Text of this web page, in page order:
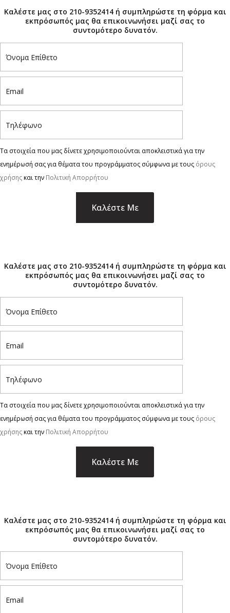
Καλέστε μας στο 210-9352414 ή συμπληρώστε τη φόρμα και
εκπρόσωπός μας θα επικοινωνήσει μαζί σας το
συντομότερο δυνατόν.
Τα στοιχεία που μας δίνετε χρησιμοποιούνται αποκλειστικά για την
ενημέρωσή σας για θέματα του προγράμματος σύμφωνα με τους όρους
χρήσηςκαι την Πολιτική Απορρήτου
Καλέστε μας στο 210-9352414 ή συμπληρώστε τη φόρμα και
εκπρόσωπός μας θα επικοινωνήσει μαζί σας το
συντομότερο δυνατόν.
Τα στοιχεία που μας δίνετε χρησιμοποιούνται αποκλειστικά για την
ενημέρωσή σας για θέματα του προγράμματος σύμφωνα με τους όρους
χρήσηςκαι την Πολιτική Απορρήτου
Καλέστε μας στο 210-9352414 ή συμπληρώστε τη φόρμα και
εκπρόσωπός μας θα επικοινωνήσει μαζί σας το
συντομότερο δυνατόν.